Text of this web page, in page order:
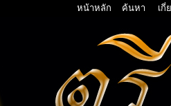
หน้าหลัก ค้นหา เกี่